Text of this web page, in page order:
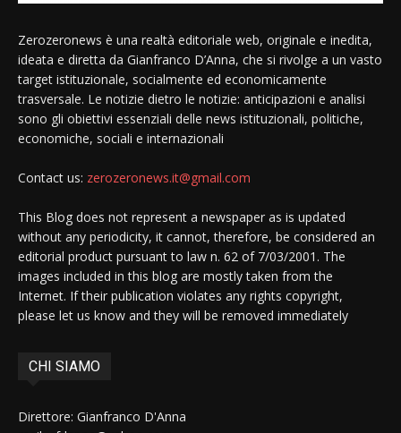
Zerozeronews è una realtà editoriale web, originale e inedita,
ideata e diretta da Gianfranco D’Anna, che si rivolge a un vasto
target istituzionale, socialmente ed economicamente
trasversale. Le notizie dietro le notizie: anticipazioni e analisi
sono gli obiettivi essenziali delle news istituzionali, politiche,
economiche, sociali e internazionali
Contact us: zerozeronews.it@gmail.com
This Blog does not represent a newspaper as is updated
without any periodicity, it cannot, therefore, be considered an
editorial product pursuant to law n. 62 of 7/03/2001. The
images included in this blog are mostly taken from the
Internet. If their publication violates any rights copyright,
please let us know and they will be removed immediately
CHI SIAMO
Direttore: Gianfranco D'Anna